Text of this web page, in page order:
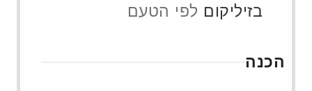
בזיליקום לפי הטעם
הכנה